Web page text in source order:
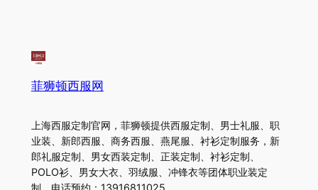
菲狮顿西服网
上海西服定制官网，菲狮顿提供西服定制、男士礼服、职
业装、新郎西服、商务西服、燕尾服、衬衫定制服务，新
郎礼服定制、男女西装定制、正装定制、衬衫定制、
POLO衫、男女大衣、羽绒服、冲锋衣等团体职业装定
制。电话预约：13916811025